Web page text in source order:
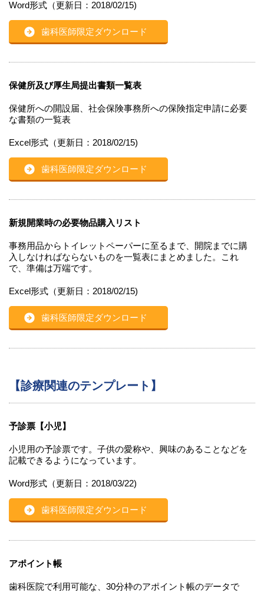
Word形式（更新日：2018/02/15)
歯科医師限定ダウンロード
保健所及び厚生局提出書類一覧表
保健所への開設届、社会保険事務所への保険指定申請に必要
な書類の一覧表
Excel形式（更新日：2018/02/15)
歯科医師限定ダウンロード
新規開業時の必要物品購入リスト
事務用品からトイレットペーパーに至るまで、開院までに購
入しなければならないものを一覧表にまとめました。これ
で、準備は万端です。
Excel形式（更新日：2018/02/15)
歯科医師限定ダウンロード
【診療関連のテンプレート】
予診票【小児】
小児用の予診票です。子供の愛称や、興味のあることなどを
記載できるようになっています。
Word形式（更新日：2018/03/22)
歯科医師限定ダウンロード
アポイント帳
歯科医院で利用可能な、30分枠のアポイント帳のデータで